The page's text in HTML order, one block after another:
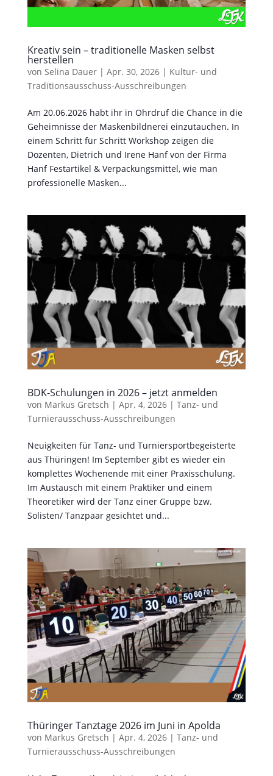
Kreativ sein – traditionelle Masken selbst
herstellen
von Selina Dauer| Apr. 30, 2026| Kultur- und
Traditionsausschuss-Ausschreibungen
Am 20.06.2026 habt ihr in Ohrdruf die Chance in die
Geheimnisse der Maskenbildnerei einzutauchen. In
einem Schritt für Schritt Workshop zeigen die
Dozenten, Dietrich und Irene Hanf von der Firma
Hanf Festartikel & Verpackungsmittel, wie man
professionelle Masken...
BDK-Schulungen in 2026 – jetzt anmelden
von Markus Gretsch | Apr. 4, 2026| Tanz- und
Turnierausschuss-Ausschreibungen
Neuigkeiten für Tanz- und Turniersportbegeisterte
aus Thüringen! Im September gibt es wieder ein
komplettes Wochenende mit einer Praxisschulung.
Im Austausch mit einem Praktiker und einem
Theoretiker wird der Tanz einer Gruppe bzw.
Solisten/ Tanzpaar gesichtet und...
Thüringer Tanztage 2026 im Juni in Apolda
von Markus Gretsch | Apr. 4, 2026| Tanz- und
Turnierausschuss-Ausschreibungen